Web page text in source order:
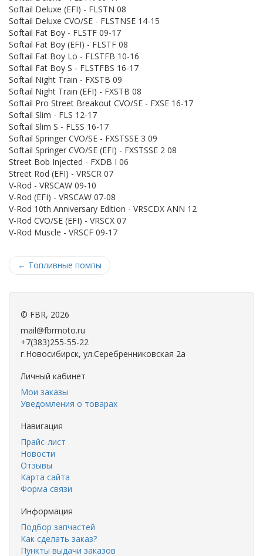
Softail Deluxe (EFI) - FLSTN 08
Softail Deluxe CVO/SE - FLSTNSE 14-15
Softail Fat Boy - FLSTF 09-17
Softail Fat Boy (EFI) - FLSTF 08
Softail Fat Boy Lo - FLSTFB 10-16
Softail Fat Boy S - FLSTFBS 16-17
Softail Night Train - FXSTB 09
Softail Night Train (EFI) - FXSTB 08
Softail Pro Street Breakout CVO/SE - FXSE 16-17
Softail Slim - FLS 12-17
Softail Slim S - FLSS 16-17
Softail Springer CVO/SE - FXSTSSE 3 09
Softail Springer CVO/SE (EFI) - FXSTSSE 2 08
Street Bob Injected - FXDB I 06
Street Rod (EFI) - VRSCR 07
V-Rod - VRSCAW 09-10
V-Rod (EFI) - VRSCAW 07-08
V-Rod 10th Anniversary Edition - VRSCDX ANN 12
V-Rod CVO/SE (EFI) - VRSCX 07
V-Rod Muscle - VRSCF 09-17
← Топливные помпы
© FBR, 2026
mail@fbrmoto.ru
+7(383)255-55-22
г.Новосибирск, ул.Серебренниковская 2а
Личный кабинет
Мои заказы
Уведомления о товарах
Навигация
Прайс-лист
Новости
Отзывы
Карта сайта
Форма связи
Информация
Подбор запчастей
Как сделать заказ?
Пункты выдачи заказов